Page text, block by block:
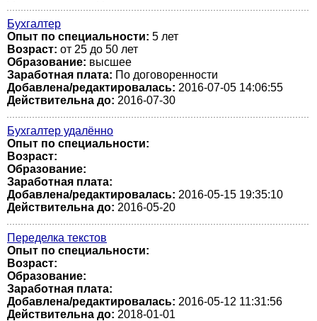
Бухгалтер
Опыт по специальности: 5 лет
Возраст: от 25 до 50 лет
Образование: высшее
Заработная плата: По договоренности
Добавлена/редактировалась: 2016-07-05 14:06:55
Действительна до: 2016-07-30
Бухгалтер удалённо
Опыт по специальности:
Возраст:
Образование:
Заработная плата:
Добавлена/редактировалась: 2016-05-15 19:35:10
Действительна до: 2016-05-20
Переделка текстов
Опыт по специальности:
Возраст:
Образование:
Заработная плата:
Добавлена/редактировалась: 2016-05-12 11:31:56
Действительна до: 2018-01-01